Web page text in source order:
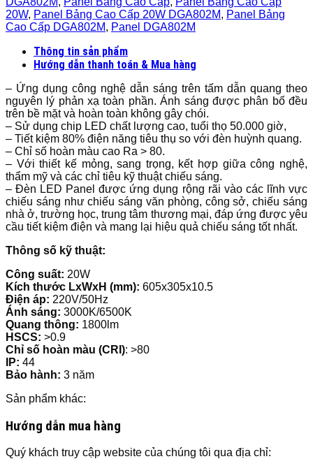
20W, Panel Bảng Cao Cấp 20W DGA802M, Panel Bảng
Cao Cấp DGA802M, Panel DGA802M
Thông tin sản phẩm
Hướng dẫn thanh toán & Mua hàng
– Ứng dụng công nghệ dẫn sáng trên tấm dẫn quang theo
nguyên lý phản xạ toàn phần. Ánh sáng được phân bố đều
trên bề mặt và hoàn toàn không gây chói.
– Sử dụng chip LED chất lượng cao, tuổi thọ 50.000 giờ,
– Tiết kiệm 80% điện năng tiêu thụ so với đèn huỳnh quang.
– Chỉ số hoàn màu cao Ra > 80.
– Với thiết kế mỏng, sang trọng, kết hợp giữa công nghệ,
thẩm mỹ và các chỉ tiêu kỹ thuật chiếu sáng.
– Đèn LED Panel được ứng dụng rộng rãi vào các lĩnh vực
chiếu sáng như chiếu sáng văn phòng, công sở, chiếu sáng
nhà ở, trường học, trung tâm thương mại, đáp ứng được yêu
cầu tiết kiệm điện và mang lại hiệu quả chiếu sáng tốt nhất.
Thông số kỹ thuật:
Công suất: 20W
Kích thước LxWxH (mm): 605x305x10.5
Điện áp: 220V/50Hz
Ánh sáng: 3000K/6500K
Quang thông: 1800lm
HSCS: >0.9
Chỉ số hoàn màu (CRI): >80
IP: 44
Bảo hành: 3 năm
Sản phẩm khác:
Hướng dẫn mua hàng
Quý khách truy cập website của chúng tôi qua địa chỉ: